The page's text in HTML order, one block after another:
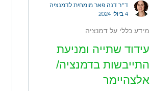
עידוד שתייה ומניעת
התייבשות בדמנציה/
אלצהיימר
מידע כללי על דמנציה
ד"ר דנה פאר מומחית לדמנציה
4 ביולי 2024